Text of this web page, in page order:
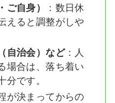
ご自身）
：数日休
えると調整がしや
自治会）など：人
場合は、落ち着い
分です。
が決まってからの